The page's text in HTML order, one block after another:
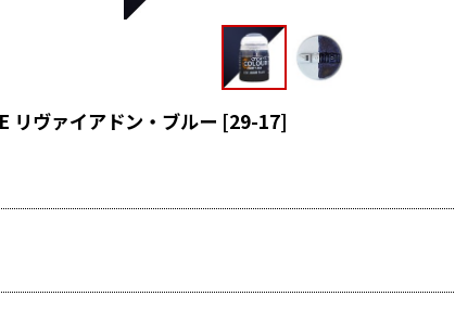
リヴァイアドン・ブルー [29-17]